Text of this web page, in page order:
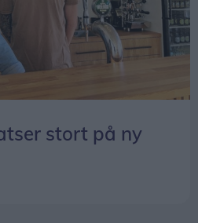
stort på ny